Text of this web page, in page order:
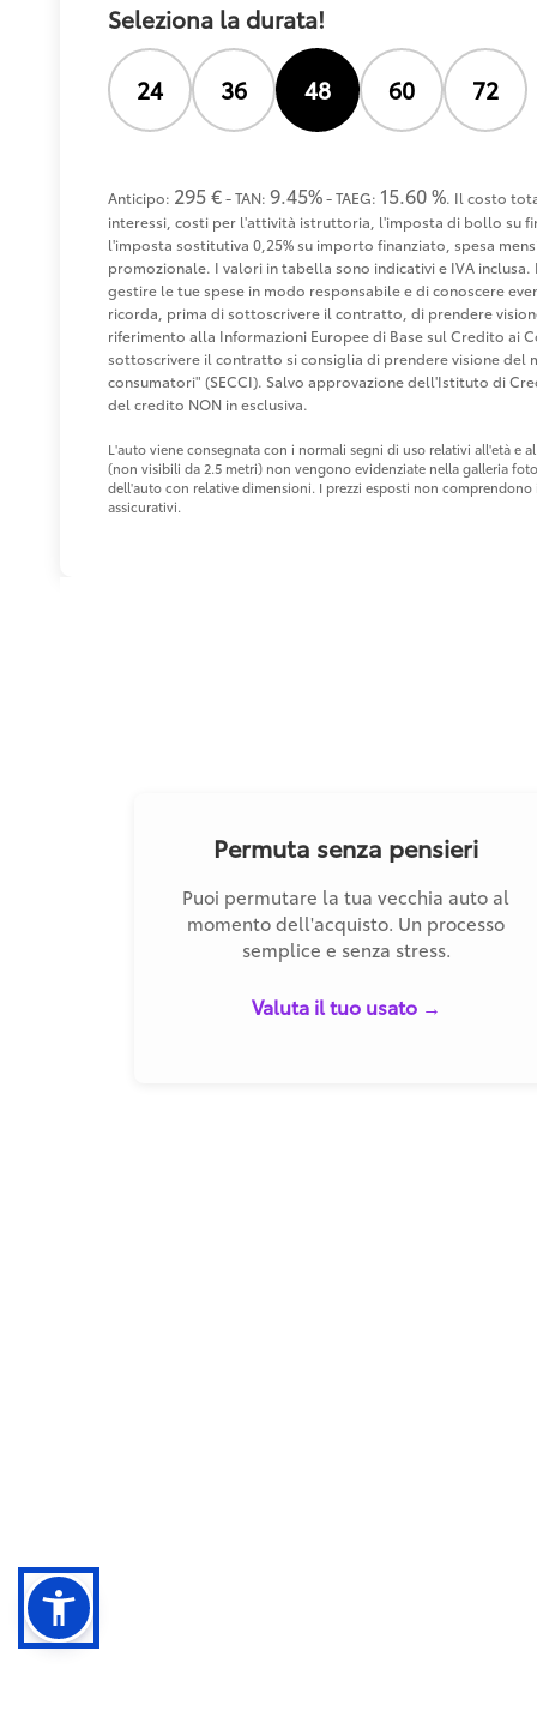
Seleziona la durata!
24 36 48 60 72
Anticipo: 295 €- TAN: 9.45%- TAEG: 15.60 %. Il costo
interessi, costi per l'attività istruttoria, l'imposta di bollo su
l'imposta sostitutiva 0,25% su importo finanziato, spesa
promozionale. I valori in tabella sono indicativi e IVA
gestire le tue spese in modo responsabile e di conoscere
ricorda, prima di sottoscrivere il contratto, di prendere
riferimento alla Informazioni Europee di Base sul Credito ai
sottoscrivere il contratto si consiglia di prendere visione
consumatori" (SECCI). Salvo approvazione dell'Istituto di
del credito NON in esclusiva.
L'auto viene consegnata con i normali segni di uso relativi all'età
(non visibili da 2.5 metri) non vengono evidenziate nella galleria
dell'auto con relative dimensioni. I prezzi esposti non
assicurativi.
Permuta senza pensieri
Puoi permutare la tua vecchia auto al
momento dell'acquisto. Un processo
semplice e senza stress.
Valuta il tuo usato →